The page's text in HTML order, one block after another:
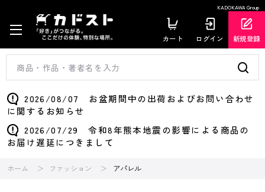
KADOKAWA Group
カート ログイン 新規登録
2026/08/07 お盆期間中の出荷およびお問い合わせ
に関するお知らせ
2026/07/29 令和8年熊本地震の影響による商品の
お届け遅延につきまして
ホーム ファッション アパレル